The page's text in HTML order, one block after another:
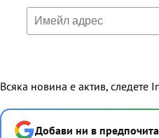
Всяка новина е актив, следете
Добави ни в